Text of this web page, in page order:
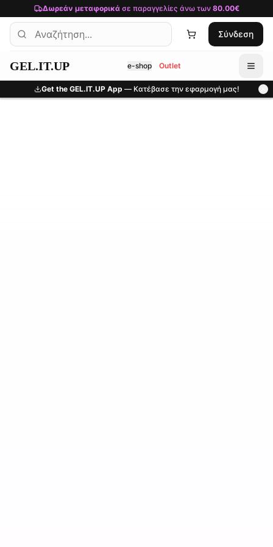
Μετάβαση στο κύριο περιεχόμενο
Δωρεάν μεταφορικάσε παραγγελίες άνω των 80.00€
Σύνδεση
GEL.IT.UP e-shop Outlet
Get the GEL.IT.UP App — Κατέβασε την εφαρμογή μας!